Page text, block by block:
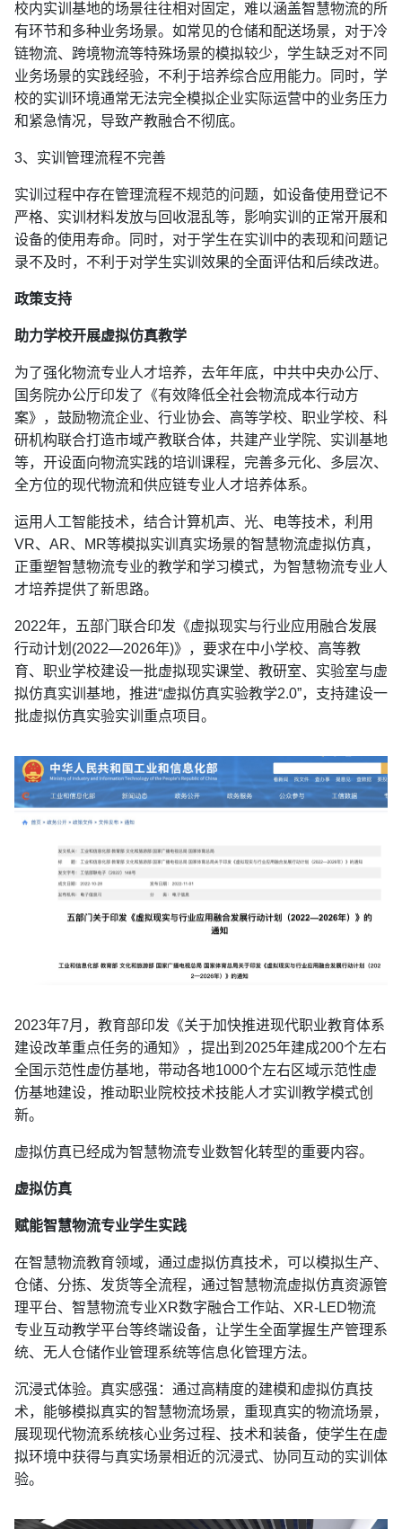
校内实训基地的场景往往相对固定，难以涵盖智慧物流的所
有环节和多种业务场景。如常见的仓储和配送场景，对于冷
链物流、跨境物流等特殊场景的模拟较少，学生缺乏对不同
业务场景的实践经验，不利于培养综合应用能力。同时，学
校的实训环境通常无法完全模拟企业实际运营中的业务压力
和紧急情况，导致产教融合不彻底。
3、实训管理流程不完善
实训过程中存在管理流程不规范的问题，如设备使用登记不
严格、实训材料发放与回收混乱等，影响实训的正常开展和
设备的使用寿命。同时，对于学生在实训中的表现和问题记
录不及时，不利于对学生实训效果的全面评估和后续改进。
政策支持
助力学校开展虚拟仿真教学
为了强化物流专业人才培养，去年年底，中共中央办公厅、
国务院办公厅印发了《有效降低全社会物流成本行动方
案》，鼓励物流企业、行业协会、高等学校、职业学校、科
研机构联合打造市域产教联合体，共建产业学院、实训基地
等，开设面向物流实践的培训课程，完善多元化、多层次、
全方位的现代物流和供应链专业人才培养体系。
运用人工智能技术，结合计算机声、光、电等技术，利用
VR、AR、MR等模拟实训真实场景的智慧物流虚拟仿真，
正重塑智慧物流专业的教学和学习模式，为智慧物流专业人
才培养提供了新思路。
2022年，五部门联合印发《虚拟现实与行业应用融合发展
行动计划(2022—2026年)》，要求在中小学校、高等教
育、职业学校建设一批虚拟现实课堂、教研室、实验室与虚
拟仿真实训基地，推进“虚拟仿真实验教学2.0”，支持建设一
批虚拟仿真实验实训重点项目。
2023年7月，教育部印发《关于加快推进现代职业教育体系
建设改革重点任务的通知》，提出到2025年建成200个左右
全国示范性虚仿基地，带动各地1000个左右区域示范性虚
仿基地建设，推动职业院校技术技能人才实训教学模式创
新。
虚拟仿真已经成为智慧物流专业数智化转型的重要内容。
虚拟仿真
赋能智慧物流专业学生实践
在智慧物流教育领域，通过虚拟仿真技术，可以模拟生产、
仓储、分拣、发货等全流程，通过智慧物流虚拟仿真资源管
理平台、智慧物流专业XR数字融合工作站、XR-LED物流
专业互动教学平台等终端设备，让学生全面掌握生产管理系
统、无人仓储作业管理系统等信息化管理方法。
沉浸式体验。真实感强：通过高精度的建模和虚拟仿真技
术，能够模拟真实的智慧物流场景，重现真实的物流场景，
展现现代物流系统核心业务过程、技术和装备，使学生在虚
拟环境中获得与真实场景相近的沉浸式、协同互动的实训体
验。